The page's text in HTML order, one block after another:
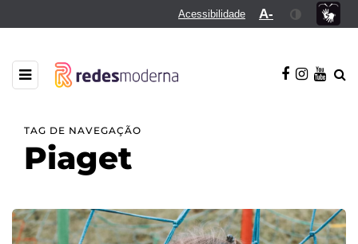
Acessibilidade A-
TAG DE NAVEGAÇÃO
Piaget